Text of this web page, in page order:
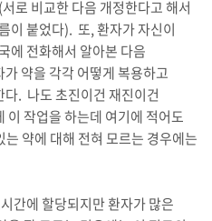
로 비교한 다음 개정한다고 해서
붙었다). 또, 환자가 자신이
에 전화해서 알아본 다음
약을 각각 어떻게 복용하고
. 나도 초진이건 재진이건
이 작업을 하는데 여기에 적어도
약에 대해 전혀 모르는 경우에는
간에 할당되지만 환자가 많은